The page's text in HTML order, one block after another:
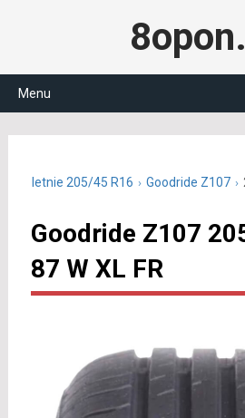
Menu
letnie 205/45 R16 Goodride Z107
Goodride Z107
87 W XL FR